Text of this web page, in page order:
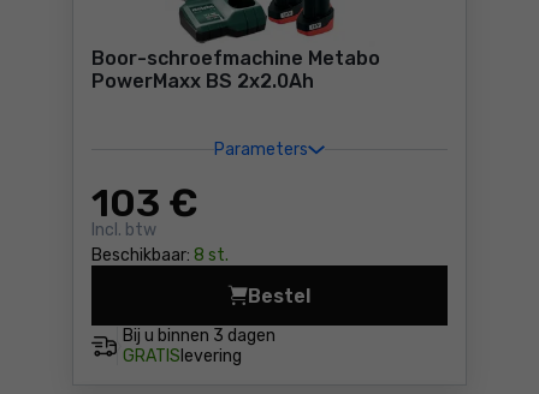
Boor-schroefmachine Metabo
PowerMaxx BS 2x2.0Ah
Parameters
103 €
Incl. btw
Beschikbaar: 8 st.
Bij u binnen 3 dagen
GRATIS levering
Bestel
Boor-schroefmachine